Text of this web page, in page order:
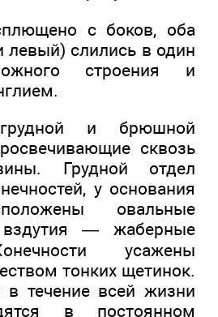
с боков, оба
левый) слились в один
строения и
грудной и брюшной
сквозь
Грудной отдел
у основания
овальные
— жаберные
усажены
тонких щетинок.
течение всей жизни
в постоянном